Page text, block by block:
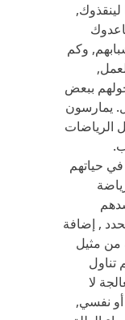
وكم
ببعض
يمارسون
الرياضات
حياتهم
, إضافة
من مثيل
لا
نفسي,